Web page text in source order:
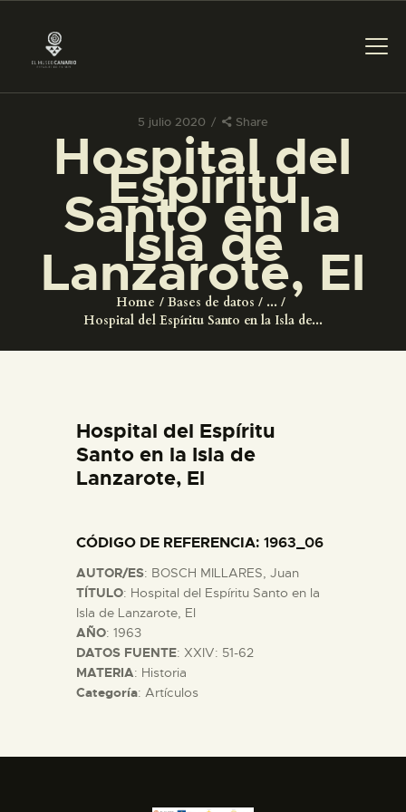
5 julio 2020 Share
Hospital del
Espíritu
Santo en la
Isla de
Lanzarote, El
Home Bases de datos
...
Hospital del Espíritu Santo en la Isla de...
PREPARAR LA VISITA
ACTIVIDADES
█
EL MUSEO
DIDÁCTICA
ESPAÑOL
PREPARAR LA VISITA
ACTIVIDADES
█
EL MUSEO
DIDÁCTICA
Hospital del Espíritu
Santo en la Isla de
Lanzarote, El
CÓDIGO DE REFERENCIA: 1963_06
AUTOR/ES: BOSCH MILLARES, Juan
TÍTULO: Hospital del Espíritu Santo en la
Isla de Lanzarote, El
AÑO: 1963
DATOS FUENTE: XXIV: 51-62
MATERIA: Historia
Categoría: Artículos